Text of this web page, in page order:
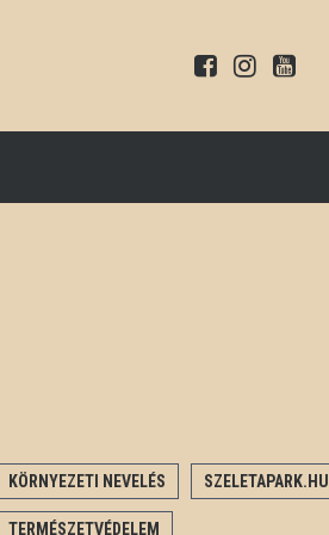
KÖRNYEZETI NEVELÉS SZELETAPARK.HU
TERMÉSZETVÉDELEM